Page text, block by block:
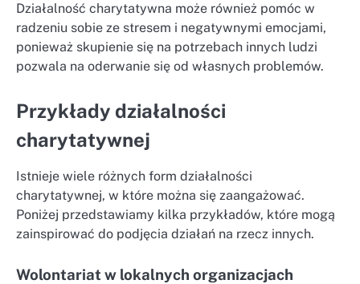
Działalność charytatywna może również pomóc w
radzeniu sobie ze stresem i negatywnymi emocjami,
ponieważ skupienie się na potrzebach innych ludzi
pozwala na oderwanie się od własnych problemów.
Przykłady działalności
charytatywnej
Istnieje wiele różnych form działalności
charytatywnej, w które można się zaangażować.
Poniżej przedstawiamy kilka przykładów, które mogą
zainspirować do podjęcia działań na rzecz innych.
Wolontariat w lokalnych organizacjach